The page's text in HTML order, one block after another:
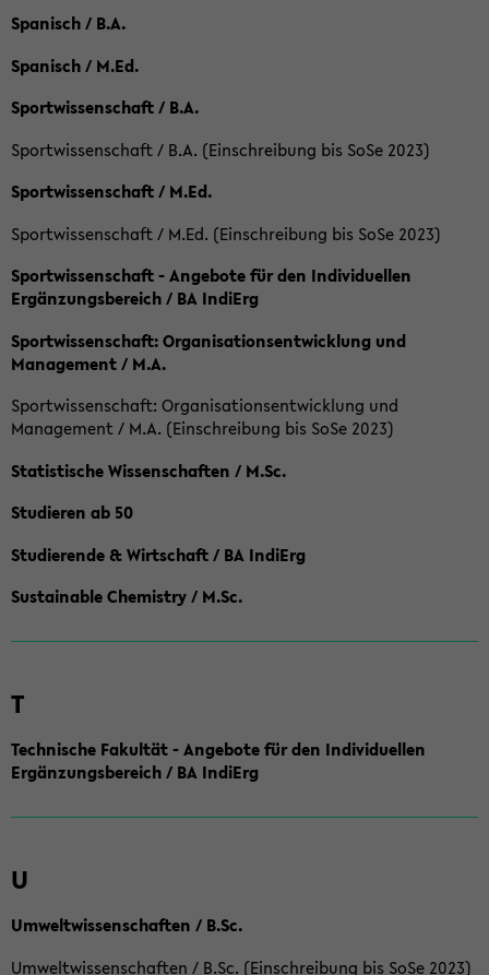
Spanisch / B.A.
Spanisch / M.Ed.
Sportwissenschaft / B.A.
Sportwissenschaft / B.A. (Einschreibung bis SoSe 2023)
Sportwissenschaft / M.Ed.
Sportwissenschaft / M.Ed. (Einschreibung bis SoSe 2023)
Sportwissenschaft - Angebote für den Individuellen
Ergänzungsbereich / BA IndiErg
Sportwissenschaft: Organisationsentwicklung und
Management / M.A.
Sportwissenschaft: Organisationsentwicklung und
Management / M.A. (Einschreibung bis SoSe 2023)
Statistische Wissenschaften / M.Sc.
Studieren ab 50
Studierende & Wirtschaft / BA IndiErg
Sustainable Chemistry / M.Sc.
T
Technische Fakultät - Angebote für den Individuellen
Ergänzungsbereich / BA IndiErg
U
Umweltwissenschaften / B.Sc.
Umweltwissenschaften / B.Sc. (Einschreibung bis SoSe 2023)